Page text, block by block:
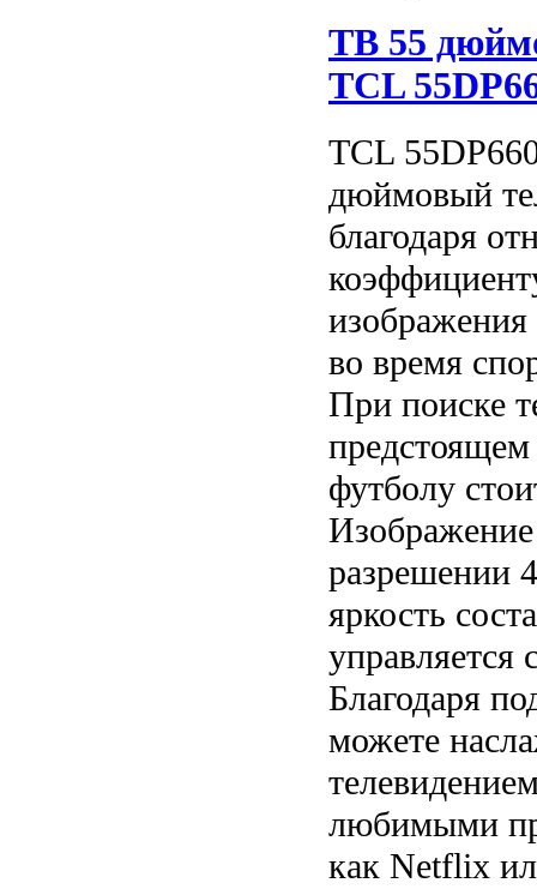
ТВ 55
TCL
TCL
дюймовый
благодаря
изображения
во время
При поиске
футболу
Изображение
разрешении
яркость
управляется
Благодаря
можете
любимыми
как Netflix